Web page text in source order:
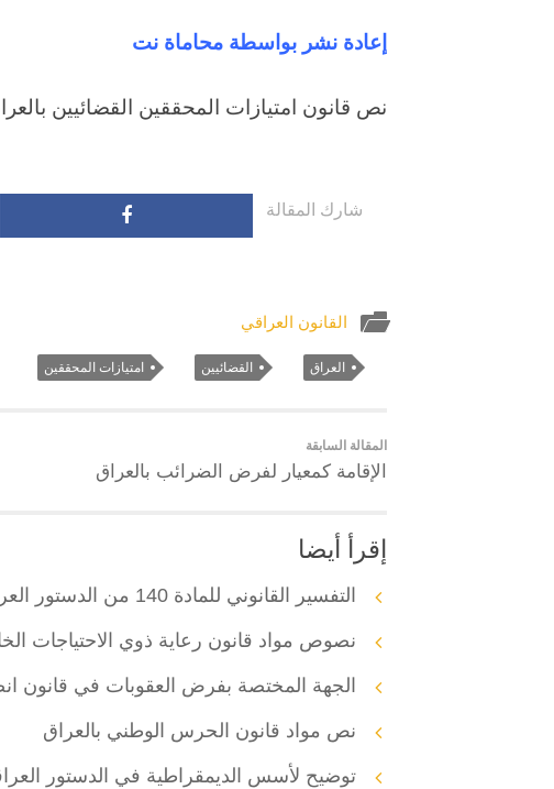
إعادة نشر بواسطة محاماة نت
نص قانون امتيازات المحققين القضائيين
شارك المقالة
القانون العراقي
العراق القضائيين امتيازات المحققين
المقالة السابقة
الإقامة كمعيار لفرض الضرائب بالعراق
إقرأ أيضا
التفسير القانوني للمادة 140 من الدستور العراقي
نصوص مواد قانون رعاية ذوي الاحتياجات
الجهة المختصة بفرض العقوبات في قانون
نص مواد قانون الحرس الوطني بالعراق
توضيح لأسس الديمقراطية في الدستور